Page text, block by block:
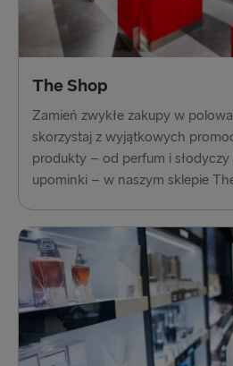
The Shop
Zamień zwykłe zakupy w
skorzystaj z wyjątkowych
produkty – od perfum i
upominki – w naszym sklepie